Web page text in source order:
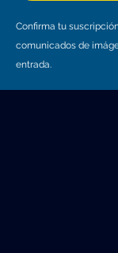
Confirma tu
comunicados de
entrada.